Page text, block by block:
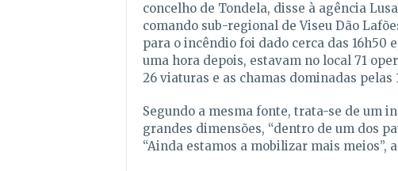
concelho de Tondela, disse à agência
comando sub-regional de Viseu Dão
para o incêndio foi dado cerca das 16h50
uma hora depois, estavam no local 71
26 viaturas e as chamas dominadas pelas
Segundo a mesma fonte, trata-se de um
grandes dimensões, “dentro de um dos
“Ainda estamos a mobilizar mais meios”,